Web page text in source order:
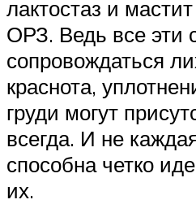
лактостаз и
ОРЗ. Ведь все эти
сопровождаться
краснота,
груди могут
всегда. И не
способна четко
их.